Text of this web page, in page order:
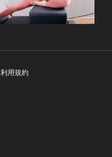
利用規約